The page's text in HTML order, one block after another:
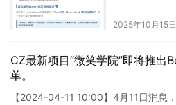
2025年10月15日
CZ最新项目“微笑学院”即将推出
单。
【2024-04-11 10:00】4月11日消息